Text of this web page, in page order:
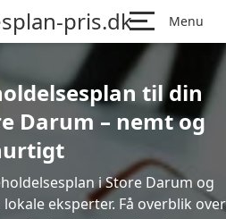
pris.dk Menu
til din
Darum – nemt og
i Store Darum og
eksperter. Få overblik over